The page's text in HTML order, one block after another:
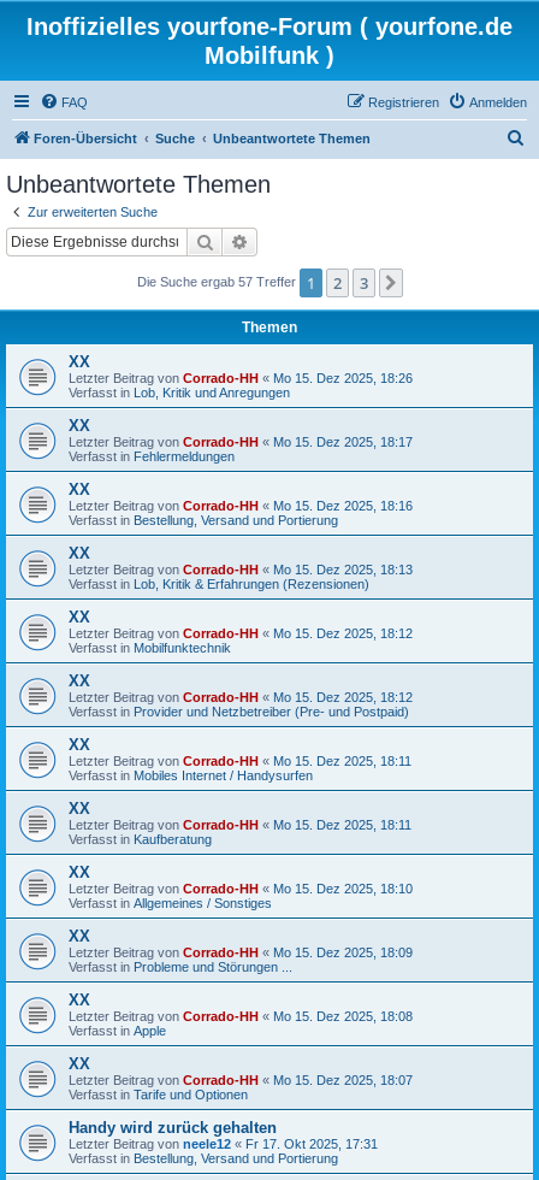
Inoffizielles yourfone-Forum ( yourfone.de
Mobilfunk )
FAQ Anmelden
Registrieren
Foren-Übersicht Suche Unbeantwortete Themen
Unbeantwortete Themen
Zur erweiterten Suche
Suche
Die Suche ergab 57 Treffer 1 2 3
Themen
XX
Letzter Beitrag von Corrado-HH « Mo 15. Dez 2025, 18:26
Verfasst in Lob, Kritik und Anregungen
XX
Letzter Beitrag von Corrado-HH « Mo 15. Dez 2025, 18:17
Verfasst in Fehlermeldungen
XX
Letzter Beitrag von Corrado-HH « Mo 15. Dez 2025, 18:16
Verfasst in Bestellung, Versand und Portierung
XX
Letzter Beitrag von Corrado-HH « Mo 15. Dez 2025, 18:13
Verfasst in Lob, Kritik & Erfahrungen (Rezensionen)
XX
Letzter Beitrag von Corrado-HH « Mo 15. Dez 2025, 18:12
Verfasst in Mobilfunktechnik
XX
Letzter Beitrag von Corrado-HH « Mo 15. Dez 2025, 18:12
Verfasst in Provider und Netzbetreiber (Pre- und Postpaid)
XX
Letzter Beitrag von Corrado-HH « Mo 15. Dez 2025, 18:11
Verfasst in Mobiles Internet / Handysurfen
XX
Letzter Beitrag von Corrado-HH « Mo 15. Dez 2025, 18:11
Verfasst in Kaufberatung
XX
Letzter Beitrag von Corrado-HH « Mo 15. Dez 2025, 18:10
Verfasst in Allgemeines / Sonstiges
XX
Letzter Beitrag von Corrado-HH « Mo 15. Dez 2025, 18:09
Verfasst in Probleme und Störungen ...
XX
Letzter Beitrag von Corrado-HH « Mo 15. Dez 2025, 18:08
Verfasst in Apple
XX
Letzter Beitrag von Corrado-HH « Mo 15. Dez 2025, 18:07
Verfasst in Tarife und Optionen
Handy wird zurück gehalten
Letzter Beitrag von neele12 « Fr 17. Okt 2025, 17:31
Verfasst in Bestellung, Versand und Portierung